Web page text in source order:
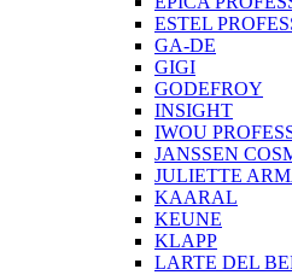
ESTEL
GA-DE
GIGI
GODEFROY
INSIGHT
IWOU
JANSSEN
JULIETTE
KAARAL
KEUNE
KLAPP
LARTE DEL